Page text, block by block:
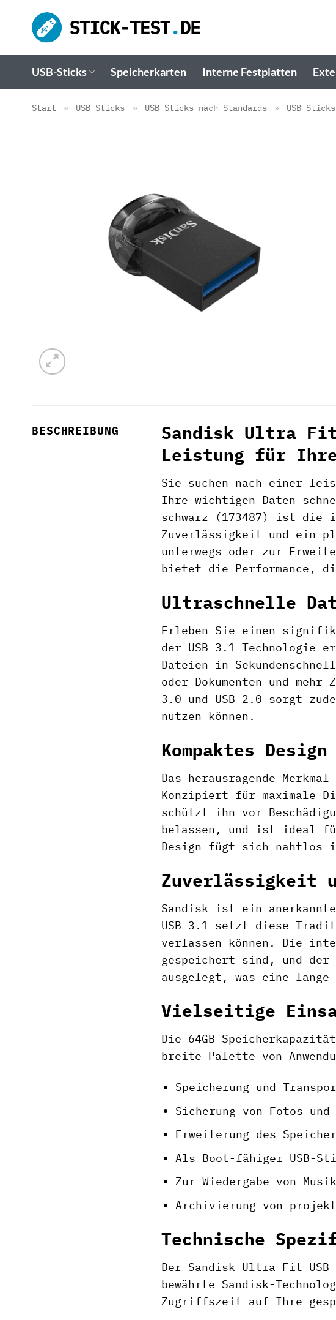
Inhalt
springen
USB-Sticks Speicherkarten Interne Festplatten
Start » USB-Sticks » USB-Sticks nach Standards » USB-
BESCHREIBUNG
Sandisk Ultra Fit
Leistung für
Sie suchen nach einer
Ihre wichtigen Daten
schwarz (173487) ist die
Zuverlässigkeit und ein
unterwegs oder zur
bietet die Performance,
Ultraschnelle
Erleben Sie einen
der USB 3.1-Technologie
Dateien in
oder Dokumenten und
3.0 und USB 2.0 sorgt
nutzen können.
Kompaktes
Das herausragende
Konzipiert für maximale
schützt ihn vor
belassen, und ist ideal
Design fügt sich nahtlos
Zuverlässigkeit
Sandisk ist ein
USB 3.1 setzt diese
verlassen können. Die
gespeichert sind, und der
ausgelegt, was eine
Vielseitige
Die 64GB
breite Palette von
Speicherung und
Sicherung von Fotos
Erweiterung des
Als Boot-fähiger USB-
Zur Wiedergabe von
Archivierung von
Technische
Der Sandisk Ultra Fit
bewährte Sandisk-
Zugriffszeit auf Ihre